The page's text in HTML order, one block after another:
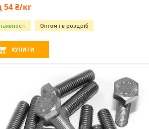
54 ₴/кг
Оптом і в роздріб
КУПИТИ